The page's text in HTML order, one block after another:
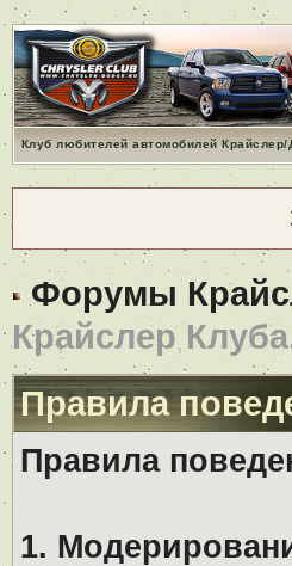
Клуб любителей автомобилей
Форумы
Крайслер
Правила
Правила
1.